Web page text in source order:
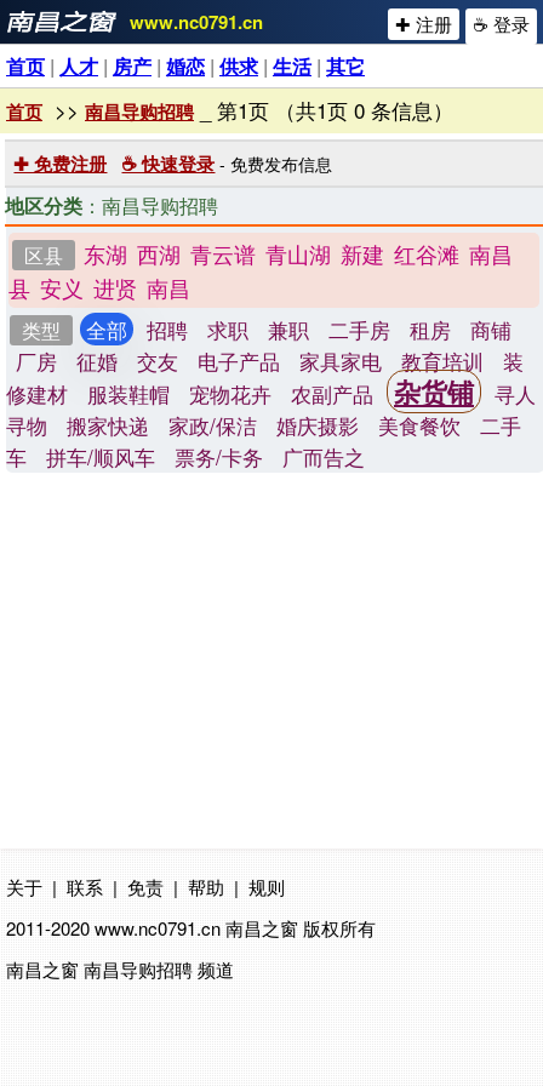
www.nc0791.cn ☕ 登录
✚ 注册
首页 | 人才 | 房产 | 婚恋 | 供求| 生活| 其它
首页 >> 南昌导购招聘_ 第1页 （共1页 0 条信息）
✚ 免费注册 ☕ 快速登录 - 免费发布信息
地区分类 ：南昌导购招聘
区县
东湖 西湖 青云谱 青山湖 新建 红谷滩 南昌
县 安义 进贤 南昌
类型 全部 招聘 求职 兼职 二手房 租房
商铺
厂房
征婚 交友 电子产品 家具家电 教育培训
装
修建材
服装鞋帽 宠物花卉 农副产品 杂货铺
寻人
寻物
搬家快递 家政/保洁 婚庆摄影 美食餐饮
二手
车
拼车/顺风车 票务/卡务 广而告之
关于 | 联系 | 免责 | 帮助 | 规则
2011-2020 www.nc0791.cn南昌之窗 版权所有
南昌之窗 南昌导购招聘 频道